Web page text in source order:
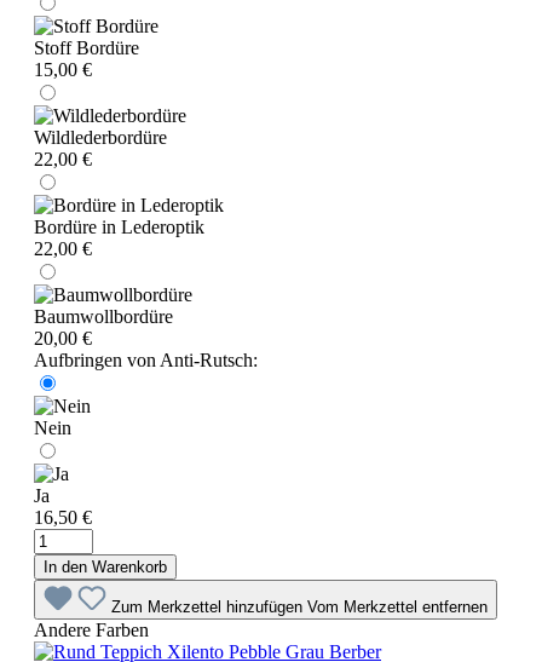
Stoff Bordüre
15,00 €
Wildlederbordüre
22,00 €
Bordüre in Lederoptik
22,00 €
Baumwollbordüre
20,00 €
Aufbringen von Anti-Rutsch:
Nein
Ja
16,50 €
In den Warenkorb
Zum Merkzettel hinzufügen Vom Merkzettel entfernen
Andere Farben